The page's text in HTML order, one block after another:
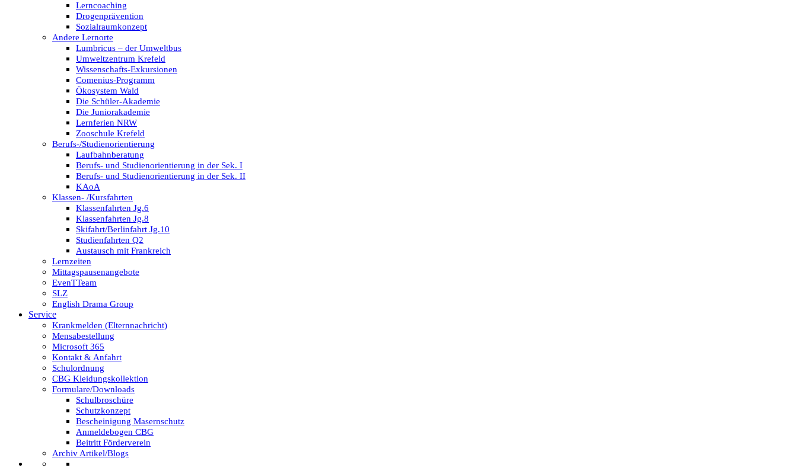
Lerncoaching
Drogenprävention
Sozialraumkonzept
Andere Lernorte
Lumbricus – der Umweltbus
Umweltzentrum Krefeld
Wissenschafts-Exkursionen
Comenius-Programm
Ökosystem Wald
Die Schüler-Akademie
Die Juniorakademie
Lernferien NRW
Zooschule Krefeld
Berufs-/Studienorientierung
Laufbahnberatung
Berufs- und Studienorientierung in der Sek. I
Berufs- und Studienorientierung in der Sek. II
KAoA
Klassen- /Kursfahrten
Klassenfahrten Jg.6
Klassenfahrten Jg.8
Skifahrt/Berlinfahrt Jg.10
Studienfahrten Q2
Austausch mit Frankreich
Lernzeiten
Mittagspausenangebote
EvenTTeam
SLZ
English Drama Group
Service
Krankmelden (Elternnachricht)
Mensabestellung
Microsoft 365
Kontakt & Anfahrt
Schulordnung
CBG Kleidungskollektion
Formulare/Downloads
Schulbroschüre
Schutzkonzept
Bescheinigung Masernschutz
Anmeldebogen CBG
Beitritt Förderverein
Archiv Artikel/Blogs